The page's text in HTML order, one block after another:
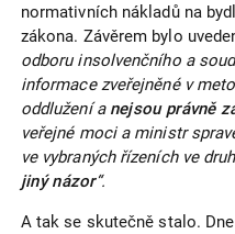
normativních nákladů na
zákona. Závěrem bylo
odboru insolvenčního a
informace zveřejněné v
oddlužení a nejsou právně
veřejné moci a ministr
ve vybraných řízeních ve
jiný názor“.
A tak se skutečně stalo.